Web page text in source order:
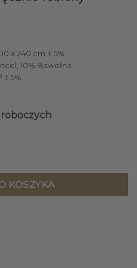
x 240 cm ± 5%
10% Bawełna
± 5%
roboczych
kształcie, czarny ze
KOSZYKA